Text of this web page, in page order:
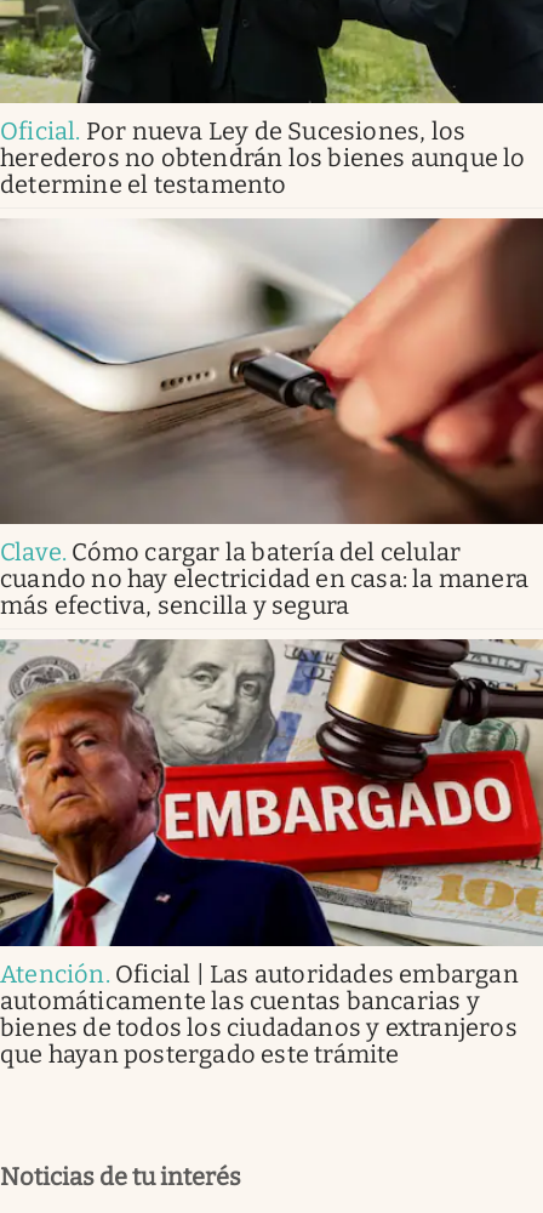
Oficial. Por nueva Ley de Sucesiones, los
herederos no obtendrán los bienes aunque lo
determine el testamento
Clave. Cómo cargar la batería del celular
cuando no hay electricidad en casa: la manera
más efectiva, sencilla y segura
Atención. Oficial | Las autoridades embargan
automáticamente las cuentas bancarias y
bienes de todos los ciudadanos y extranjeros
que hayan postergado este trámite
Noticias de tu interés